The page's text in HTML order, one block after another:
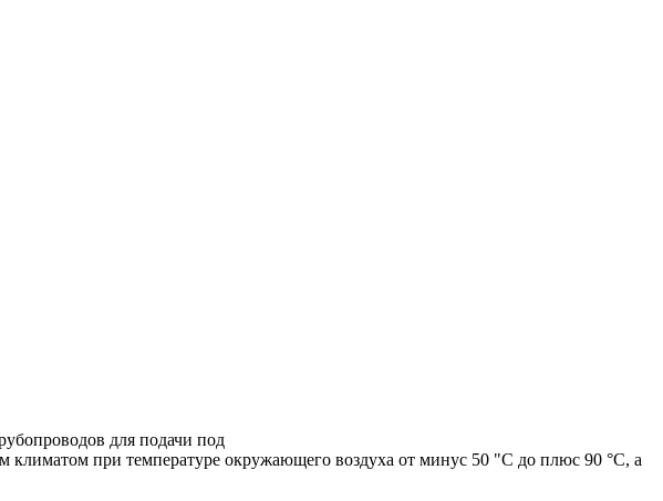
для подачи под
климатом при температуре окружающего воздуха от минус 50 "С до плюс 90 °С, а